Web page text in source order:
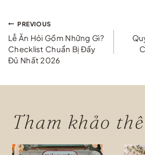
Điều
hướng
bài
viết
PREVIOUS
Lễ Ăn Hỏi Gồm Những Gì?
Checklist Chuẩn Bị Đầy
Đủ Nhất 2026
Tham khảo